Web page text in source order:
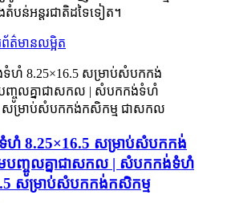
តំបន់អន្តរជាតិដទៃទៀត។
ព័ត៌មានលម្អិត
8.25×16.5 សម្រាប់សំបកកង់
មបញ្ចូលគ្នាជាសកល | សំបកកង់ទំហំ
សម្រាប់សំបកកង់កសិកម្ម